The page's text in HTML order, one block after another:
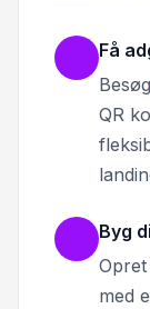
Få
Besøg
QR
Byg
med